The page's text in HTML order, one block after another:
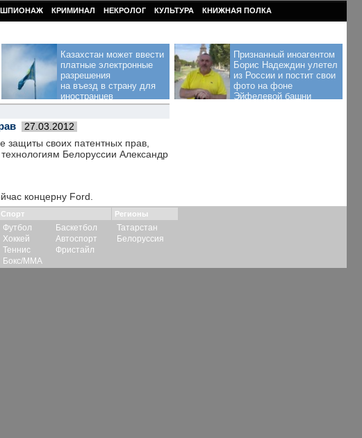
ШПИОНАЖ КРИМИНАЛ НЕКРОЛОГ КУЛЬТУРА КНИЖНАЯ ПОЛКА
Казахстан может ввести
платные электронные
разрешения
на въезд в страну для
иностранцев
Признанный иноагентом
Борис Надеждин улетел
из России и постит свои
фото на фоне
Эйфелевой башни
27.03.2012
защиты своих патентных прав,
Белоруссии Александр
концерну Ford.
Спорт
Футбол
Хоккей
Теннис
Бокс/ММА
Баскетбол
Автоспорт
Фристайл
Регионы
Татарстан
Белоруссия